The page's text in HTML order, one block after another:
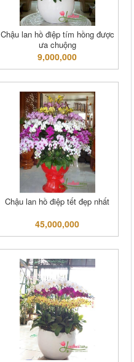
Chậu lan hồ điệp tím hồng được
ưa chuộng
9,000,000
Chậu lan hồ điệp tết đẹp nhất
45,000,000